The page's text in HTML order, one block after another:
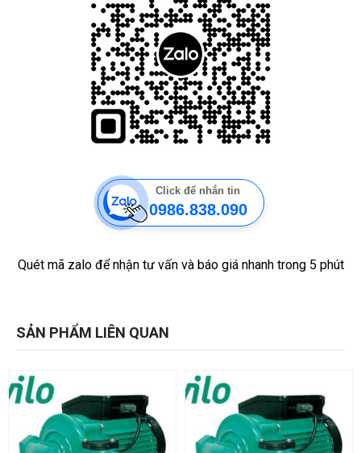
Click để nhắn tin
0986.838.090
Quét mã zalo để nhận tư vấn và báo giá nhanh trong 5 phút
SẢN PHẨM LIÊN QUAN